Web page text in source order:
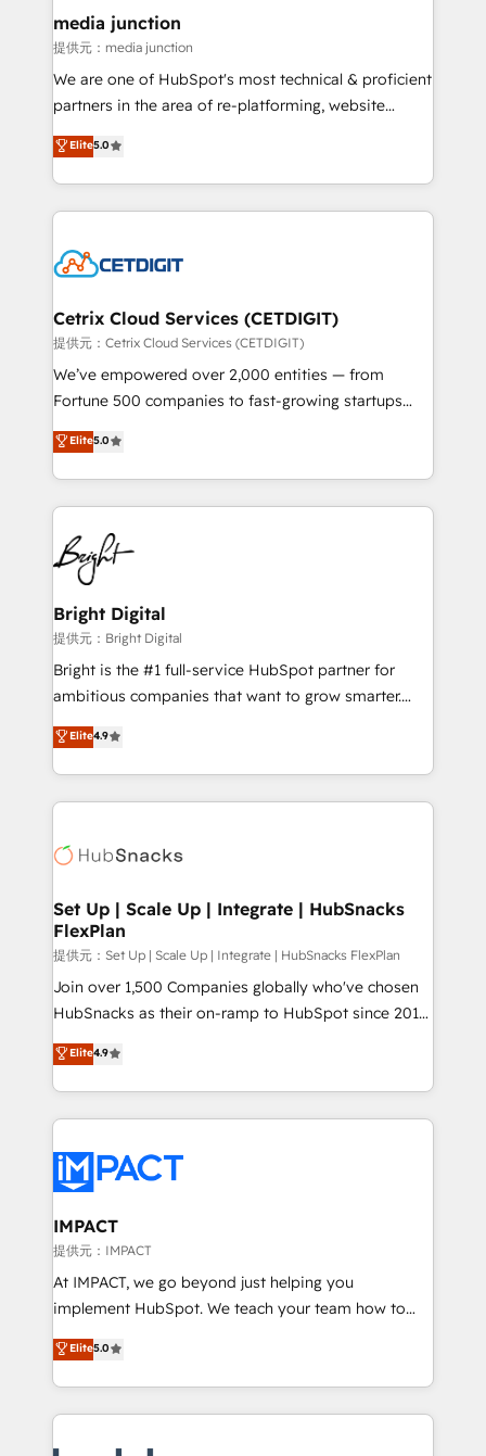
Mexico, USA, and Portugal—we've executed over a
hundred successful operations. Our approach,
rooted in RevOps principles, integrates analysis,
training, planning, and qualification. Leveraging
inbound marketing tactics, we focus on
understanding, nurturing, and converting leads.
competitive market.
media junction
提供元：media junction
We are one of HubSpot's most technical & proficient
partners in the area of re-platforming, website
design & development. We specialize in multi-hub
implementations for mid-market & enterprise
companies. We are woman-owned, powered by
coffee, and we ❤️ dogs. We produce award-winning
Impact Award 🏆2022 Technical Expertise Impact
Award 🏆2020 Elite Solutions Partner 🏆2019
Integrations HubSpot Impact Award 🏆2019
Marketing Enablement HubSpot Impact Award 🏆
2018 Website Design HubSpot Impact Award 🏆2017
Growth-Driven Design Agency of the Year 🏆2016
Sales Enablement HubSpot Impact Award 🏆2015
HubSpot COS Performance Award 🏆2014 HubSpot
COS Design Award 🏆2013 HubSpot Marketplace
Partner 📆Founded in 1997
Elite5.0
Cetrix Cloud Services (CETDIGIT)
提供元：Cetrix Cloud Services (CETDIGIT)
We’ve empowered over 2,000 entities — from
Fortune 500 companies to fast-growing startups
and nonprofits — to streamline operations, scale
revenue, and unlock the full potential of HubSpot.
With deep technical and industry expertise, we fuse
automation, integration, and AI innovation to deliver
lasting impact. We specialize in: • Turnkey and end-
to-end HubSpot implementations • Onboarding for
Sales, Service, Marketing & Content Hubs • AI voice
and chat agents, predictive automation, and smart
workflows • Salesforce + HubSpot integration •
RevOps and AI-driven sales enablement • Website
design and CMS development • ERP integration: SAP,
and CRM migration from any platform •
Client/member portals built on HubSpot • Custom
WooCommerce, BuilderTrend, and more Experience
the difference — reach out to see how AI + HubSpot
Elite5.0
Bright Digital
提供元：Bright Digital
Bright is the #1 full-service HubSpot partner for
ambitious companies that want to grow smarter.
From HubSpot onboarding, to training, from
developing a new website to lead generation and
digital marketing; we do it all (and with great
results)! In short, our services include: - HubSpot
HubSpot development: websites, custom modules,
marketing, advertising, campaigns, content and
design We connect people, data and technology to
improve customer experiences. With our bright
people, exciting ideas and can-do mentality, we
ensure revenue growth on a daily basis. So tell us
team of 100+ experts is ready for you! Driving digital
growth | www.brightdigital.com
Elite4.9
Set Up | Scale Up | Integrate | HubSnacks
FlexPlan
提供元：Set Up | Scale Up | Integrate | HubSnacks FlexPlan
Join over 1,500 Companies globally who've chosen
HubSnacks as their on-ramp to HubSpot since 2014
Simple pay-as-you-go plans that accelerate value...
1️⃣ Set Up | Onboarding New or Check-fixing existing
HubSpot portals 2️⃣ Scale Up | 100% HubSpot Task
Execution... Global 24/7 ... All Experts 3️⃣ Integrate |
Slash months from your API Integration project... ⬅️
Click "Contact Business" ⬅️ to access 150+ Kickstart
Integration templates that put HubSpot in the center
of your tech stack, syncing... 🛍️ Shopify or
WooCommerce 💲 Stripe or Paypal 💰 Sage or
Netsuite 🤖 Google or Microsoft ✍️ DocuSign or
the rare Advanced "Custom Integrations"
Accreditation, securely sync data across... 🔄 any
Elite4.9
IMPACT
提供元：IMPACT
At IMPACT, we go beyond just helping you
implement HubSpot. We teach your team how to
master it. As the creators of the Endless Customers
System™ (the next evolution of They Ask, You
Answer), we’re the only HubSpot partner built
entirely around coaching and training. That means
Elite5.0